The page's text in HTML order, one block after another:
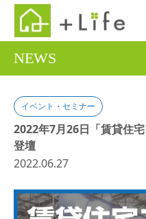
NEWS
イベント・セミナー
2022年7月26日「賃貸住
登壇
2022.06.27